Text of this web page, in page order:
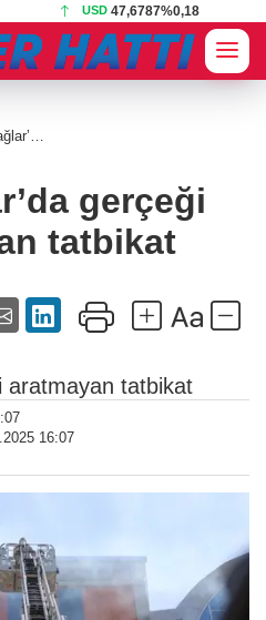
USD 47,6787%0,18
gerçeği
tatbikat
aratmayan tatbikat
16:07